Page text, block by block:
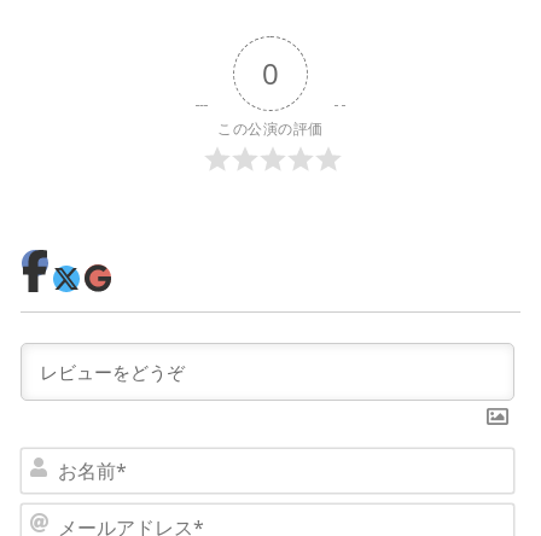
0
この公演の評価
名